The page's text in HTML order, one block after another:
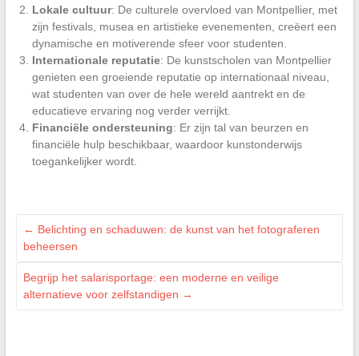
Lokale cultuur: De culturele overvloed van Montpellier, met
zijn festivals, musea en artistieke evenementen, creëert een
dynamische en motiverende sfeer voor studenten.
Internationale reputatie: De kunstscholen van Montpellier
genieten een groeiende reputatie op internationaal niveau,
wat studenten van over de hele wereld aantrekt en de
educatieve ervaring nog verder verrijkt.
Financiële ondersteuning: Er zijn tal van beurzen en
financiële hulp beschikbaar, waardoor kunstonderwijs
toegankelijker wordt.
← Belichting en schaduwen: de kunst van het fotograferen
beheersen
Begrijp het salarisportage: een moderne en veilige
alternatieve voor zelfstandigen →